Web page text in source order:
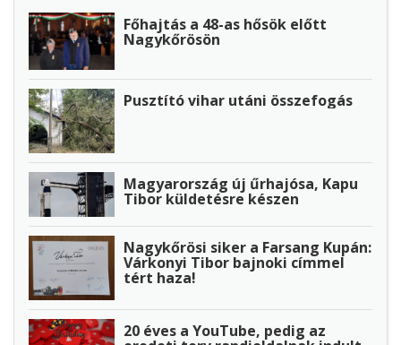
Főhajtás a 48-as hősök előtt
Nagykőrösön
Pusztító vihar utáni összefogás
Magyarország új űrhajósa, Kapu
Tibor küldetésre készen
Nagykőrösi siker a Farsang Kupán:
Várkonyi Tibor bajnoki címmel
tért haza!
20 éves a YouTube, pedig az